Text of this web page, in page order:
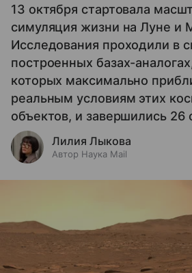
13 октября стартовала
симуляция жизни на Луне и
Исследования проходили в
построенных базах-
которых максимально
реальным условиям этих
объектов, и завершились 26
Лилия Лыкова
Автор Наука Mail